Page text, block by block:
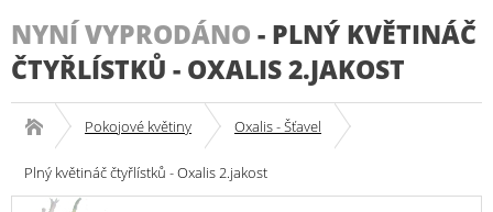
NYNÍ VYPRODÁNO - PLNÝ KVĚTINÁČ
ČTYŘLÍSTKŮ - OXALIS 2.JAKOST
Pokojové květiny Oxalis - Šťavel
Plný květináč čtyřlístků - Oxalis 2.jakost